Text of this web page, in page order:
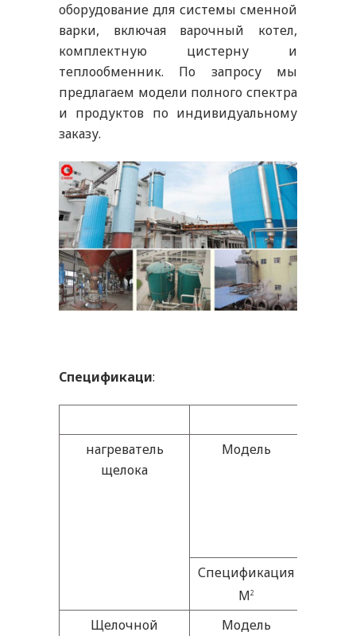
оборудование для системы сменной
варки, включая варочный котел,
комплектную цистерну и
теплообменник. По запросу мы
предлагаем модели полного спектра
и продуктов по индивидуальному
заказу.
Спецификаци:
нагреватель
щелока
Модель
Спецификация
M2
Щелочной
Модель